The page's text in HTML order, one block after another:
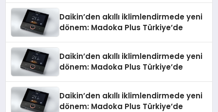
Daikin’den akıllı iklimlendirmede yeni
dönem: Madoka Plus Türkiye’de
Daikin’den akıllı iklimlendirmede yeni
dönem: Madoka Plus Türkiye’de
Daikin’den akıllı iklimlendirmede yeni
dönem: Madoka Plus Türkiye’de